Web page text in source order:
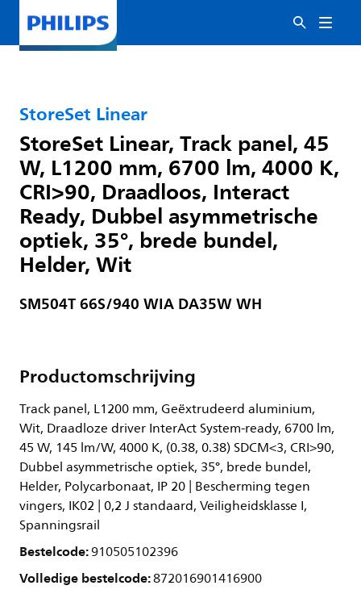
StoreSet Linear
StoreSet Linear, Track panel, 45
W, L1200 mm, 6700 lm, 4000 K,
CRI>90, Draadloos, Interact
Ready, Dubbel asymmetrische
optiek, 35°, brede bundel,
Helder, Wit
SM504T 66S/940 WIA DA35W WH
Productomschrijving
Track panel, L1200 mm, Geëxtrudeerd aluminium,
Wit, Draadloze driver InterAct System-ready, 6700 lm,
45 W, 145 lm/W, 4000 K, (0.38, 0.38) SDCM<3, CRI>90,
Dubbel asymmetrische optiek, 35°, brede bundel,
Helder, Polycarbonaat, IP 20 | Bescherming tegen
vingers, IK02 | 0,2 J standaard, Veiligheidsklasse I,
Spanningsrail
Bestelcode:910505102396
Volledige bestelcode:872016901416900